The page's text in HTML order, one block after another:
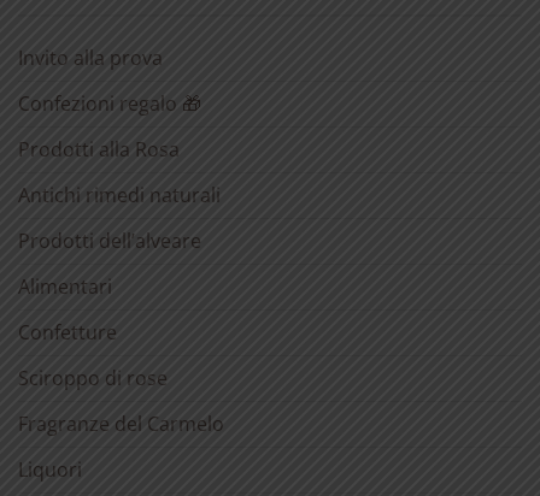
Invito alla prova
Confezioni regalo 🎁
Prodotti alla Rosa
Antichi rimedi naturali
Prodotti dell’alveare
Alimentari
Confetture
Sciroppo di rose
Fragranze del Carmelo
Liquori